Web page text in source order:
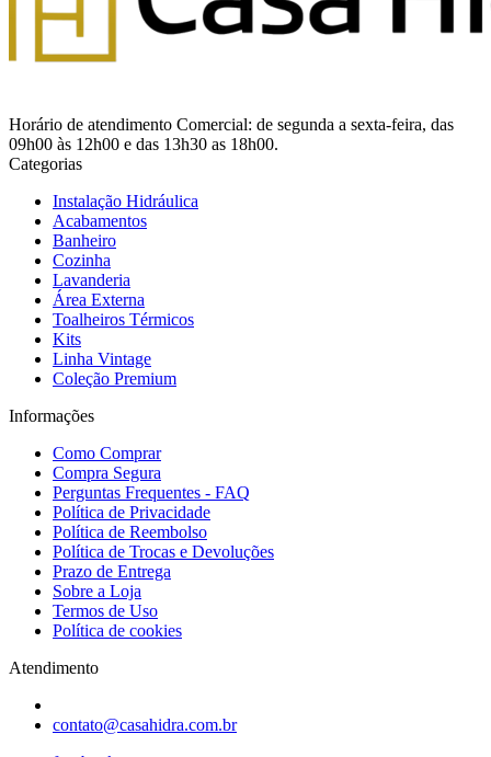
Horário de atendimento Comercial: de segunda a sexta-feira, das
09h00 às 12h00 e das 13h30 as 18h00.
Categorias
Instalação Hidráulica
Acabamentos
Banheiro
Cozinha
Lavanderia
Área Externa
Toalheiros Térmicos
Kits
Linha Vintage
Coleção Premium
Informações
Como Comprar
Compra Segura
Perguntas Frequentes - FAQ
Política de Privacidade
Política de Reembolso
Política de Trocas e Devoluções
Prazo de Entrega
Sobre a Loja
Termos de Uso
Política de cookies
Atendimento
contato@casahidra.com.br